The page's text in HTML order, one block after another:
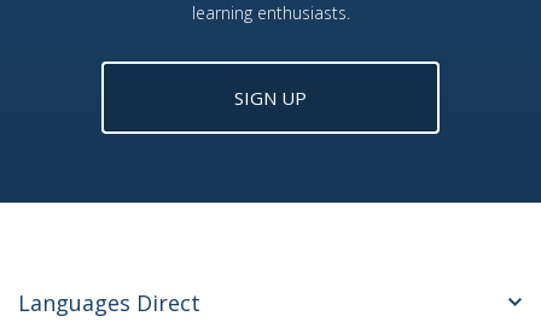
learning enthusiasts.
SIGN UP
Languages Direct